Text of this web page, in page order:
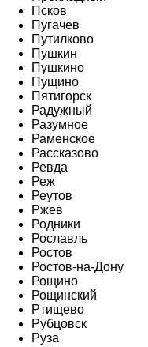
Псков
Пугачев
Путилково
Пушкин
Пушкино
Пущино
Пятигорск
Радужный
Разумное
Раменское
Рассказово
Ревда
Реж
Реутов
Ржев
Родники
Рославль
Ростов
Ростов-на-Дону
Рощино
Рощинский
Ртищево
Рубцовск
Руза